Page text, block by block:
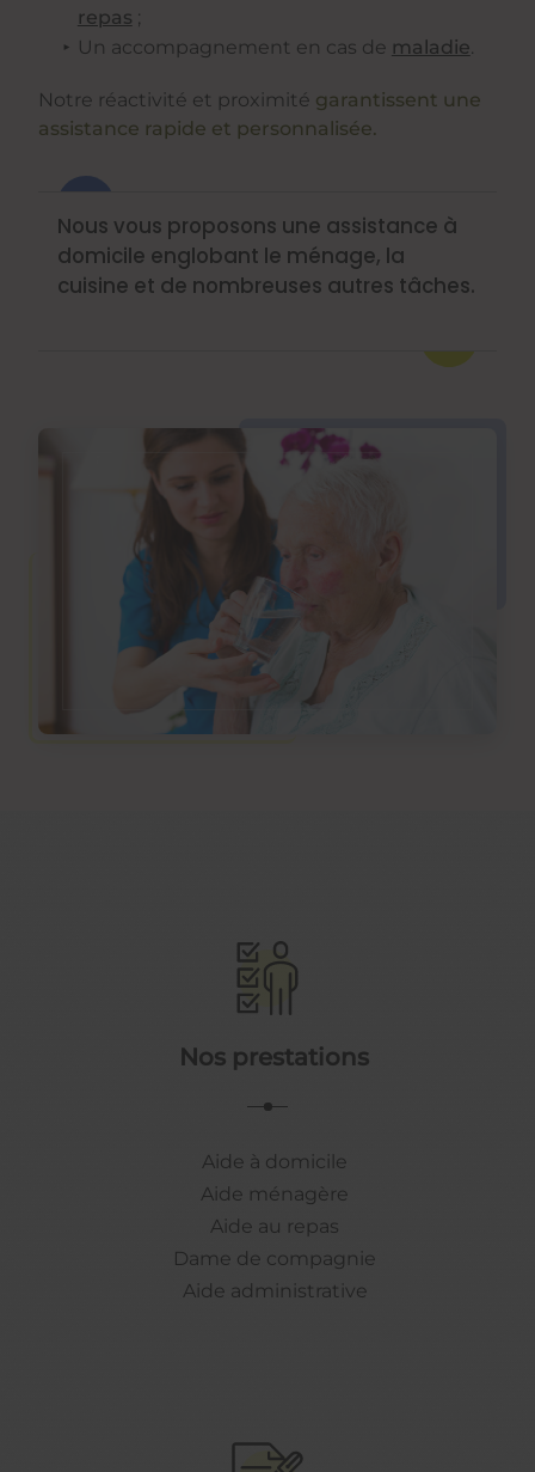
repas ;
Un accompagnement en cas de maladie.
Notre réactivité et proximité garantissent une
assistance rapide et personnalisée.
Nous vous proposons une assistance à
domicile englobant le ménage, la
cuisine et de nombreuses autres tâches.
Nos prestations
Aide à domicile
Aide ménagère
Aide au repas
Dame de compagnie
Aide administrative